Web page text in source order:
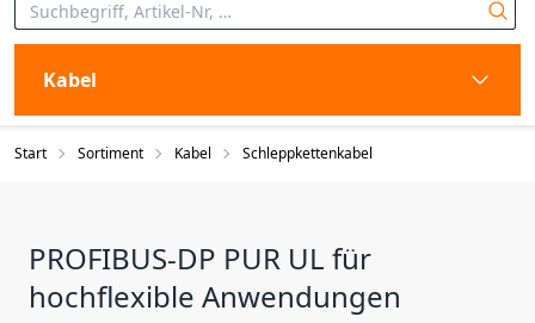
Kabel
Start Sortiment Kabel Schleppkettenkabel
PROFIBUS-DP PUR UL für
hochflexible Anwendungen